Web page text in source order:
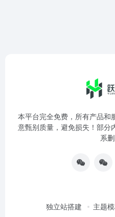
本平台完全免费，所有产品和
意甄别质量，避免损失！部分
系
独立站搭建 主题